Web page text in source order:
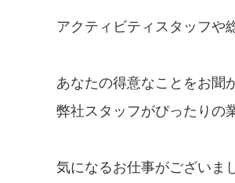
アクティビティスタッフや
あなたの得意なことをお聞
弊社スタッフがぴったりの
気になるお仕事がございま